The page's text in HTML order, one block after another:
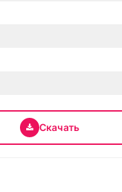
Скачать